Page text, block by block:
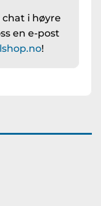
chat i høyre
en e-post
!